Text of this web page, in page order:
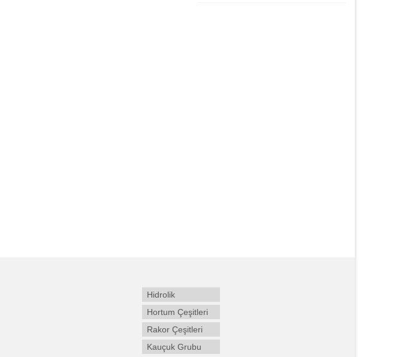
Hidrolik
Hortum Çeşitleri
Rakor Çeşitleri
Kauçuk Grubu